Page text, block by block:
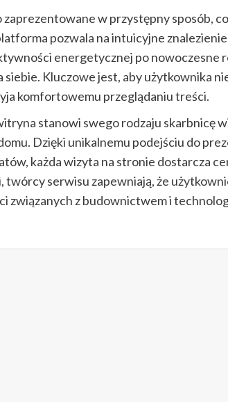
zaprezentowane w przystępny sposób,
pozwala na intuicyjne
energetycznej po nowoczesne
siebie. Kluczowe jest, aby użytkownika
komfortowemu przeglądaniu treści.
stanowi swego rodzaju skarbnicę
Dzięki unikalnemu podejściu do
każda wizyta na stronie dostarcza
twórcy serwisu zapewniają, że
związanych z budownictwem i